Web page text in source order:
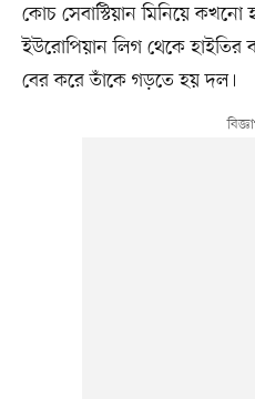
কোচ সেবাস্টিয়ান মিনিয়ে কখনো
ইউরোপিয়ান লিগ থেকে
বের করে তাঁকে গড়তে হয় দল।